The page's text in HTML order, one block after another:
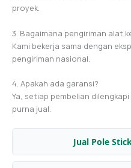
proyek.
3. Bagaimana pengiriman alat
Kami bekerja sama dengan
pengiriman nasional.
4. Apakah ada garansi?
Ya, setiap pembelian
purna jual.
Jual Pole